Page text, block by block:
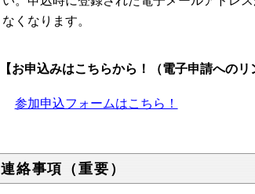
なくなります。
【お申込みはこちらから！（電子申請へのリ
参加申込フォームはこちら！
連絡事項（重要）